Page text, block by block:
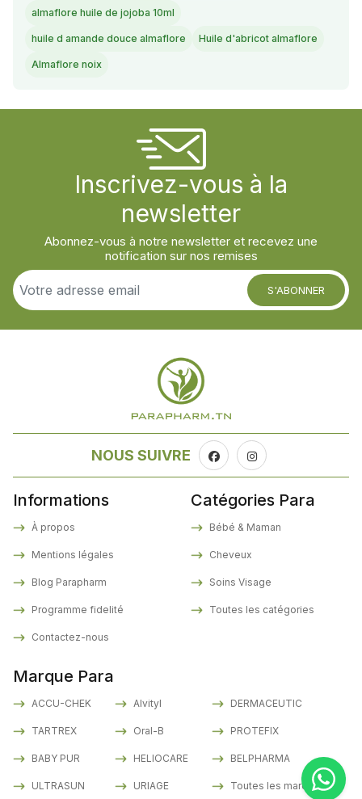
almaflore huile de jojoba 10ml
huile d amande douce almaflore Huile d'abricot almaflore
Almaflore noix
Inscrivez-vous à la
newsletter
Abonnez-vous à notre newsletter et recevez une
notification sur nos remises
S'ABONNER
NOUS SUIVRE
Informations
À propos
Mentions légales
Blog Parapharm
Programme fidelité
Contactez-nous
Marque Para
ACCU-CHEK
TARTREX
BABY PUR
ULTRASUN
Alvityl
Oral-B
HELIOCARE
URIAGE
DERMACEUTIC
PROTEFIX
BELPHARMA
Toutes les marques
Catégories Para
Bébé & Maman
Cheveux
Soins Visage
Toutes les catégories